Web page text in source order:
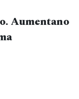
Aumentano